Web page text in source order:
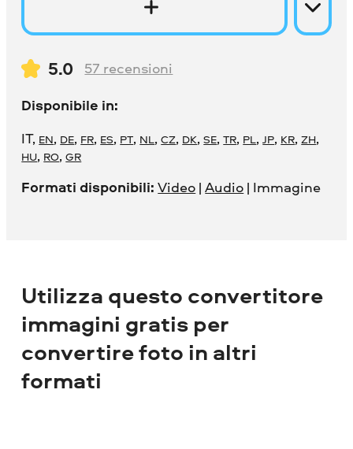
5.0 57 recensioni
Disponibile in:
IT, EN, DE, FR, ES, PT, NL,CZ, DK,SE,TR, PL,JP, KR,ZH,
HU, RO,GR
Formati disponibili:Video |Audio | Immagine
Utilizza questo convertitore
immagini gratis per
convertire foto in altri
formati